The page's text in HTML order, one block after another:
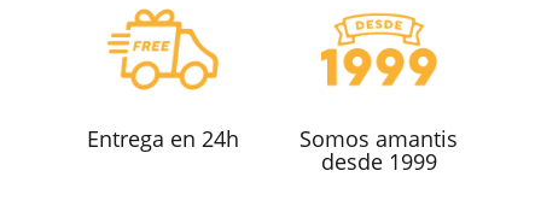
Entrega en 24h Somos amantis
desde 1999